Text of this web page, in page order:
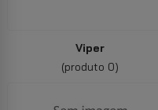
Viper
(produto 0)